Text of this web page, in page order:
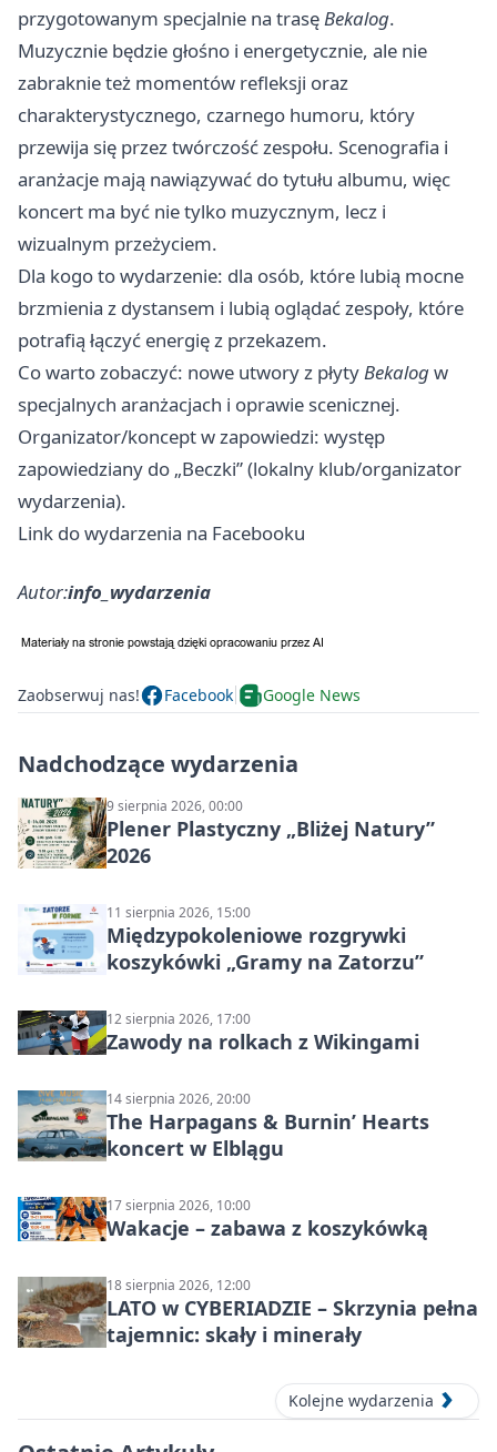
przygotowanym specjalnie na trasęBekalog.
Muzycznie będzie głośno i energetycznie, ale nie
zabraknie też momentów refleksji oraz
charakterystycznego, czarnego humoru, który
przewija się przez twórczość zespołu. Scenografia i
aranżacje mają nawiązywać do tytułu albumu, więc
koncert ma być nie tylko muzycznym, lecz i
wizualnym przeżyciem.
Dla kogo to wydarzenie: dla osób, które lubią mocne
brzmienia z dystansem i lubią oglądać zespoły, które
potrafią łączyć energię z przekazem.
Co warto zobaczyć: nowe utwory z płytyBekalogw
specjalnych aranżacjach i oprawie scenicznej.
Organizator/koncept w zapowiedzi: występ
zapowiedziany do „Beczki” (lokalny klub/organizator
wydarzenia).
Link do wydarzenia na Facebooku
Autor:info_wydarzenia
Zaobserwuj nas! Facebook Google News
Nadchodzące wydarzenia
9 sierpnia 2026, 00:00
Plener Plastyczny „Bliżej Natury”
2026
11 sierpnia 2026, 15:00
Międzypokoleniowe rozgrywki
koszykówki „Gramy na Zatorzu”
12 sierpnia 2026, 17:00
Zawody na rolkach z Wikingami
14 sierpnia 2026, 20:00
The Harpagans & Burnin’ Hearts
koncert w Elblągu
17 sierpnia 2026, 10:00
Wakacje – zabawa z koszykówką
18 sierpnia 2026, 12:00
LATO w CYBERIADZIE – Skrzynia pełna
tajemnic: skały i minerały
Kolejne wydarzenia